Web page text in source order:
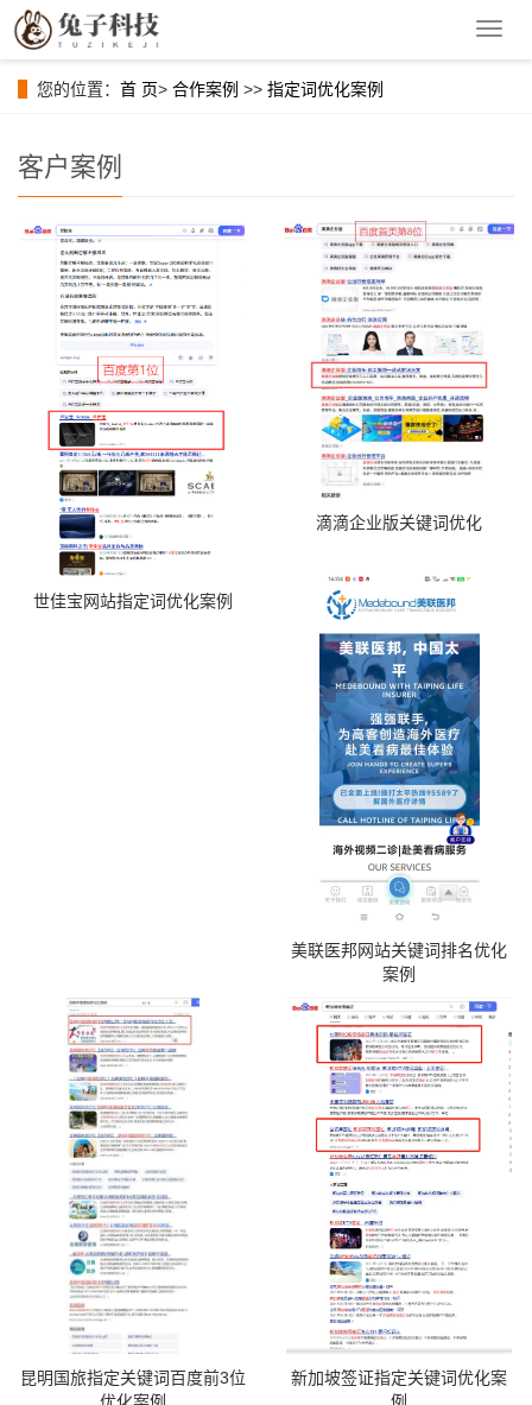
导
您的位置： 首 页> 合作案例 >> 指定词优化案例
客户案例
世佳宝网站指定词优化案例
滴滴企业版关键词优化
美联医邦网站关键词排名优化
案例
昆明国旅指定关键词百度前3位
新加坡签证指定关键词优化案